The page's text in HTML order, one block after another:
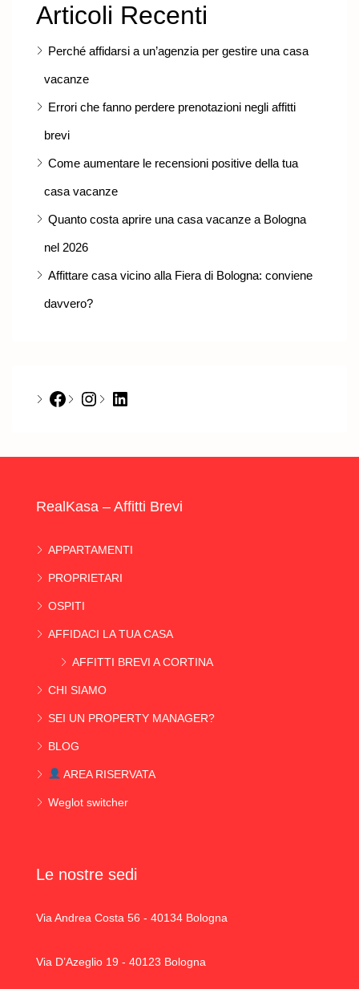
Articoli Recenti
Perché affidarsi a un’agenzia per gestire una casa
vacanze
Errori che fanno perdere prenotazioni negli affitti
brevi
Come aumentare le recensioni positive della tua
casa vacanze
Quanto costa aprire una casa vacanze a Bologna
nel 2026
Affittare casa vicino alla Fiera di Bologna: conviene
davvero?
Facebook
Instagram
LinkedIn
RealKasa – Affitti Brevi
APPARTAMENTI
PROPRIETARI
OSPITI
AFFIDACI LA TUA CASA
AFFITTI BREVI A CORTINA
CHI SIAMO
SEI UN PROPERTY MANAGER?
BLOG
AREA RISERVATA
Weglot switcher
Le nostre sedi
Via Andrea Costa 56 - 40134 Bologna
Via D’Azeglio 19 - 40123 Bologna